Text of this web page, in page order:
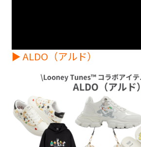
► ALDO（アルド）